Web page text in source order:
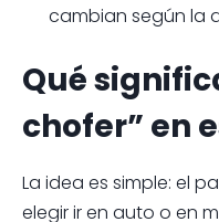
cambian según la
Qué
chofer” en
La idea es simple: el
elegir ir en auto o en